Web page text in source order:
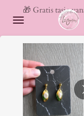
direct
naar
hoofdinhoud
🎁 Gratis tasje